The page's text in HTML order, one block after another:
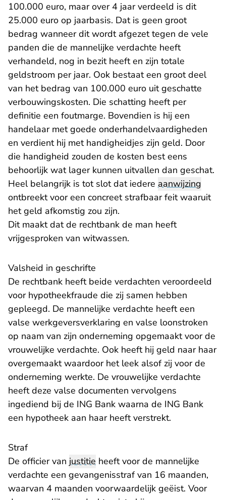
100.000 euro, maar over 4 jaar verdeeld is dit
25.000 euro op jaarbasis. Dat is geen groot
bedrag wanneer dit wordt afgezet tegen de vele
panden die de mannelijke verdachte heeft
verhandeld, nog in bezit heeft en zijn totale
geldstroom per jaar. Ook bestaat een groot deel
van het bedrag van 100.000 euro uit geschatte
verbouwingskosten. Die schatting heeft per
definitie een foutmarge. Bovendien is hij een
handelaar met goede onderhandelvaardigheden
en verdient hij met handigheidjes zijn geld. Door
die handigheid zouden de kosten best eens
behoorlijk wat lager kunnen uitvallen dan geschat.
Heel belangrijk is tot slot dat iedere aanwijzing
ontbreekt voor een concreet strafbaar feit waaruit
het geld afkomstig zou zijn.
Dit maakt dat de rechtbank de man heeft
vrijgesproken van witwassen.
Valsheid in geschrifte
De rechtbank heeft beide verdachten veroordeeld
voor hypotheekfraude die zij samen hebben
gepleegd. De mannelijke verdachte heeft een
valse werkgeversverklaring en valse loonstroken
op naam van zijn onderneming opgemaakt voor de
vrouwelijke verdachte. Ook heeft hij geld naar haar
overgemaakt waardoor het leek alsof zij voor de
onderneming werkte. De vrouwelijke verdachte
heeft deze valse documenten vervolgens
ingediend bij de ING Bank waarna de ING Bank
een hypotheek aan haar heeft verstrekt.
Straf
De officier van justitie heeft voor de mannelijke
verdachte een gevangenisstraf van 16 maanden,
waarvan 4 maanden voorwaardelijk geëist. Voor